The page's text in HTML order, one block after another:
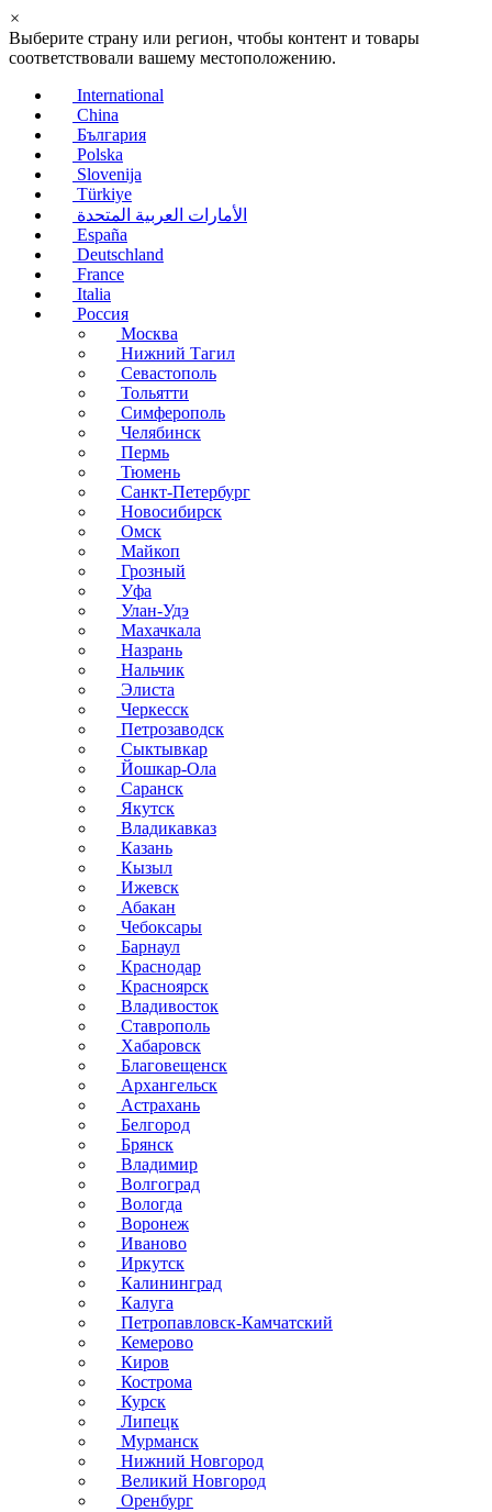
×
Выберите страну или регион, чтобы контент и товары
соответствовали вашему местоположению.
International
China
България
Polska
Slovenija
Türkiye
الأمارات العربية المتحدة
España
Deutschland
France
Italia
Россия
Москва
Нижний Тагил
Севастополь
Тольятти
Симферополь
Челябинск
Пермь
Тюмень
Санкт-Петербург
Новосибирск
Омск
Майкоп
Грозный
Уфа
Улан-Удэ
Махачкала
Назрань
Нальчик
Элиста
Черкесск
Петрозаводск
Сыктывкар
Йошкар-Ола
Саранск
Якутск
Владикавказ
Казань
Кызыл
Ижевск
Абакан
Чебоксары
Барнаул
Краснодар
Красноярск
Владивосток
Ставрополь
Хабаровск
Благовещенск
Архангельск
Астрахань
Белгород
Брянск
Владимир
Волгоград
Вологда
Воронеж
Иваново
Иркутск
Калининград
Калуга
Петропавловск-Камчатский
Кемерово
Киров
Кострома
Курск
Липецк
Мурманск
Нижний Новгород
Великий Новгород
Оренбург